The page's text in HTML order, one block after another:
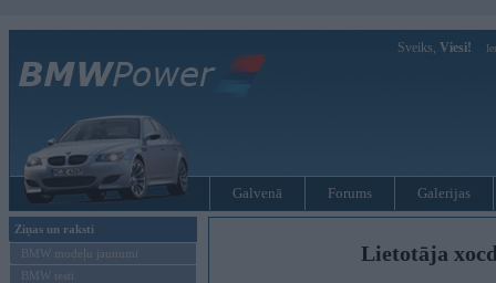
Sveiks, Viesi!
Galvenā Forums Galerijas
Ziņas un raksti
BMW modeļu jaunumi
BMW testi
Lietotāja